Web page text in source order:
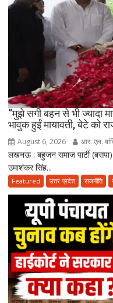
“मुझे सगी बहन से भी ज्यादा
भावुक हुईं मायावती, बेटे को
August 6, 2026 आर. एल.
लखनऊ : बहुजन समाज पार्टी
उमाशंकर सिंह...
Featured उत्तर प्रदेश राजनीति